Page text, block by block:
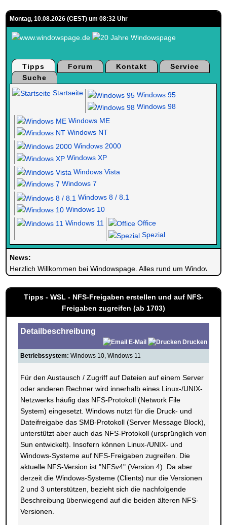
Montag, 10.08.2026 (CEST) um 08:32 Uhr
Tipps Forum Kontakt
Service
Suche
Startseite
Windows 95
Windows 98
Windows ME
Windows NT
Windows 2000
Windows XP
Windows Vista
Windows 7
Windows 8 / 8.1
Windows 10
Windows 11
Office
Spezial
News:
Herzlich Willkommen bei Windowspage. Alles rund um Windows.
Tipps - WSL - NFS-Freigaben erstellen und auf NFS-
Freigaben zugreifen (ab 1703)
Detailbeschreibung
E-Mail
Drucken
Betriebssystem: Windows 10, Windows 11
Für den Austausch / Zugriff auf Dateien auf einem Server
oder anderen Rechner wird innerhalb eines Linux-/UNIX-
Netzwerks häufig das NFS-Protokoll (Network File
System) eingesetzt. Windows nutzt für die Druck- und
Dateifreigabe das SMB-Protokoll (Server Message Block),
unterstützt aber auch das NFS-Protokoll (ursprünglich von
Sun entwickelt). Insofern können Linux-/UNIX- und
Windows-Systeme auf NFS-Freigaben zugreifen. Die
aktuelle NFS-Version ist "NFSv4" (Version 4). Da aber
derzeit die Windows-Systeme (Clients) nur die Versionen
2 und 3 unterstützen, bezieht sich die nachfolgende
Beschreibung überwiegend auf die beiden älteren NFS-
Versionen.